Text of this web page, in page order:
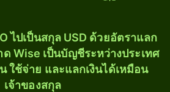
ไปเป็นสกุล USD ด้วยอัตราแลก
Wise เป็นบัญชีระหว่างประเทศ
ใช้จ่าย และแลกเงินได้เหมือน
เจ้าของสกุล